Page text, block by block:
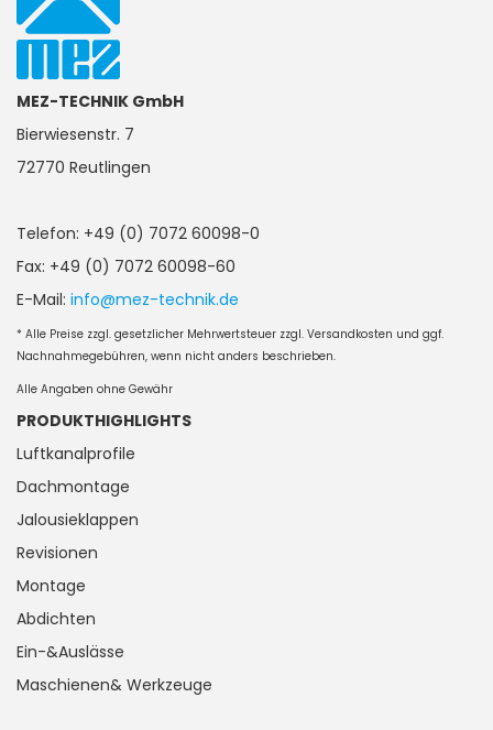
MEZ-TECHNIK GmbH
Bierwiesenstr. 7
72770 Reutlingen
Telefon: +49 (0) 7072 60098-0
Fax: +49 (0) 7072 60098-60
E-Mail: info@mez-technik.de
* Alle Preise zzgl. gesetzlicher Mehrwertsteuer zzgl. Versandkosten und ggf.
Nachnahmegebühren, wenn nicht anders beschrieben.
Alle Angaben ohne Gewähr
PRODUKTHIGHLIGHTS
Luftkanalprofile
Dachmontage
Jalousieklappen
Revisionen
Montage
Abdichten
Ein-&Auslässe
Maschienen& Werkzeuge